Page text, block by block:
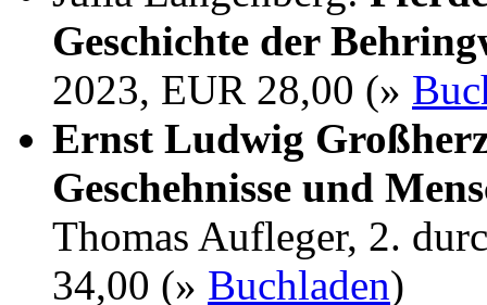
Geschichte der
2023, EUR 28,00 (»
Ernst Ludwig
Geschehnisse und
Thomas Aufleger, 2.
34,00 (» Buchladen)